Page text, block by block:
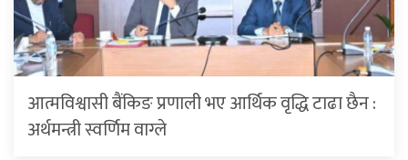
आत्मविश्वासी बैंकिङ प्रणाली भए आर्थिक वृद्धि टाढा छैन :
अर्थमन्त्री स्वर्णिम वाग्ले